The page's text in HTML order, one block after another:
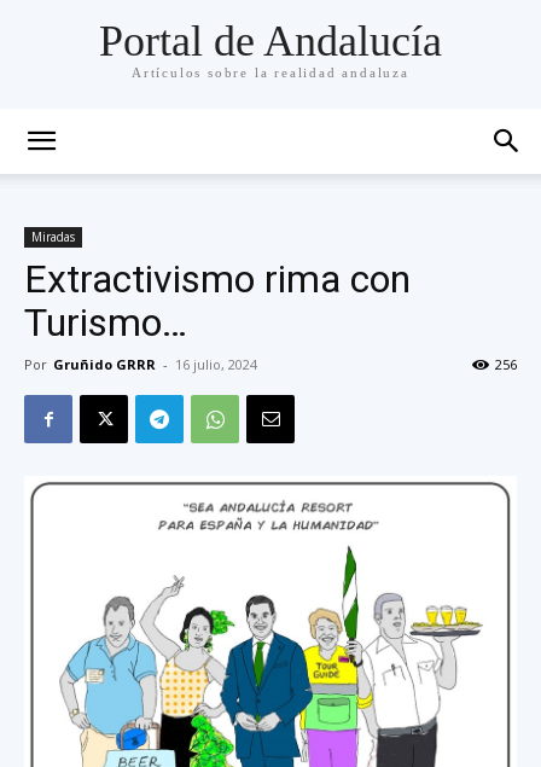
Portal de Andalucía
Artículos sobre la realidad andaluza
Miradas
Extractivismo rima con
Turismo…
Por Gruñido GRRR - 16 julio, 2024 256